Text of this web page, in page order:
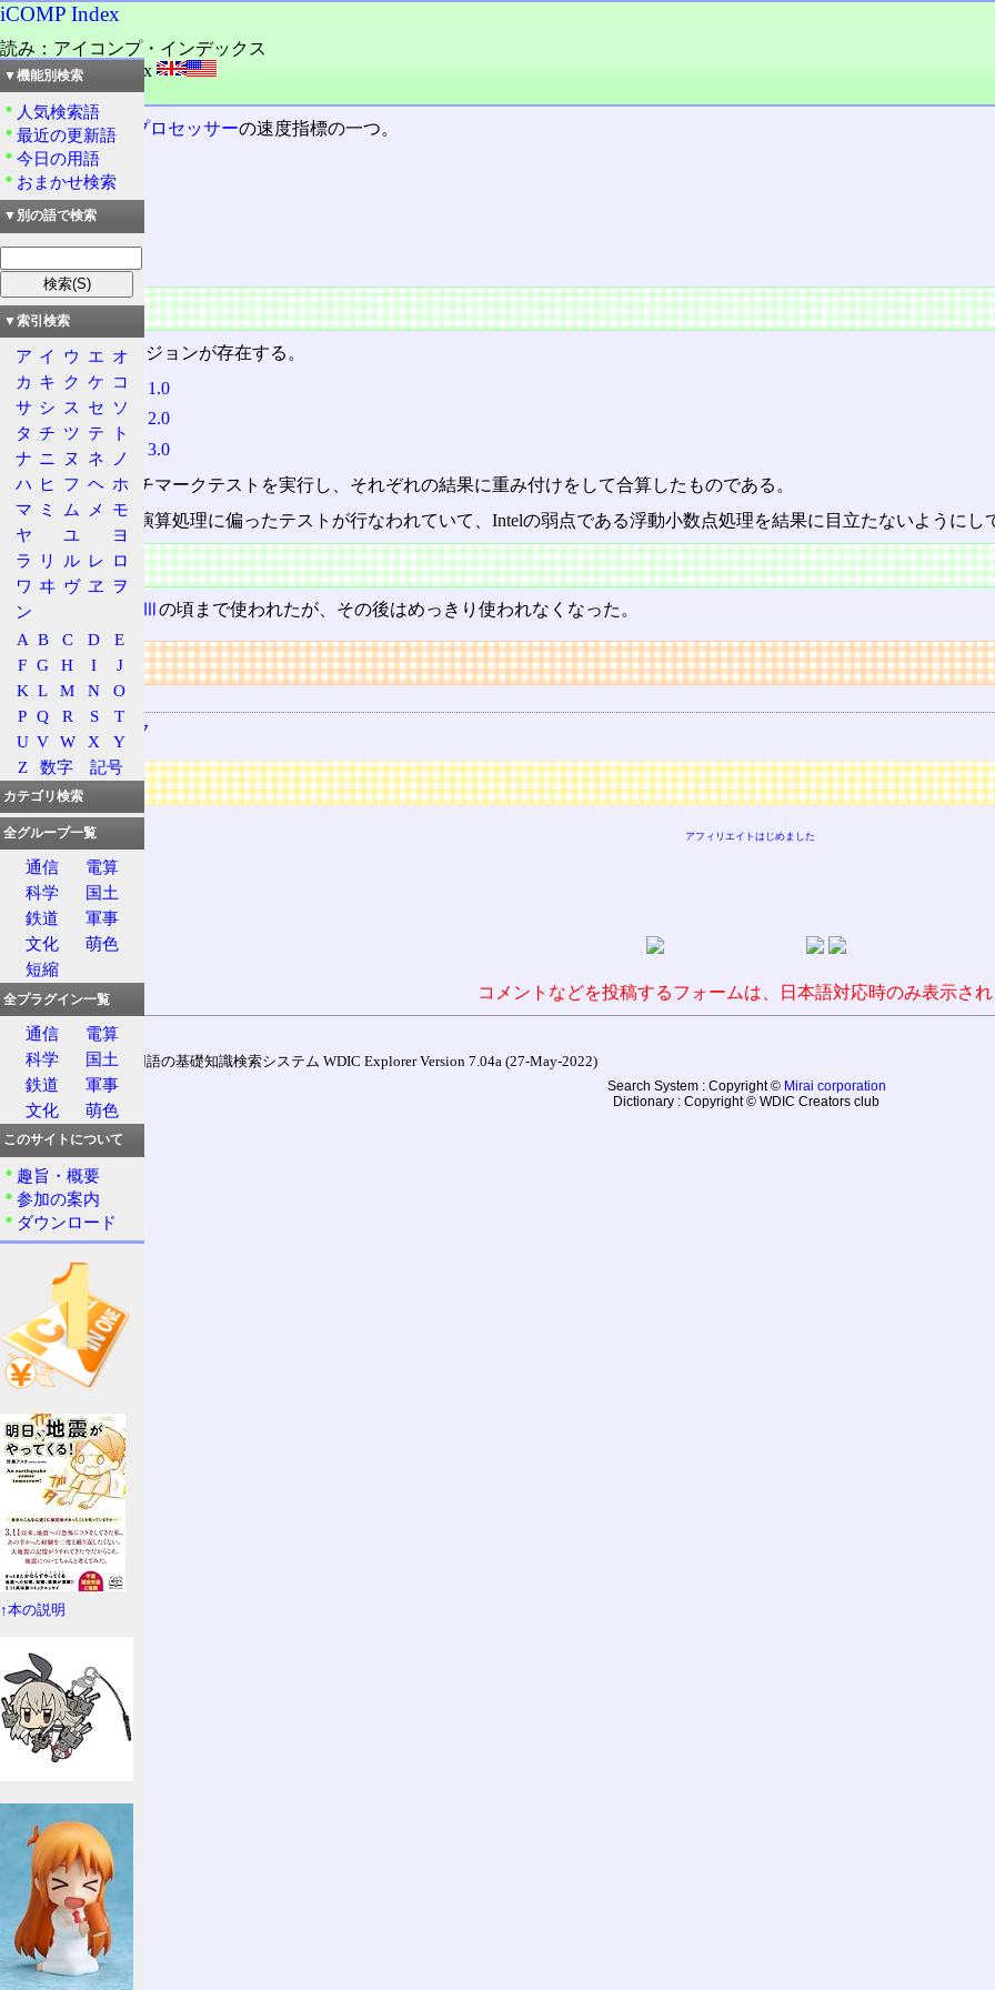
iCOMP Index
読み：アイコンプ・インデックス
外語：iCOMP Index
品詞：固有名詞
Intel製マイクロプロセッサーの速度指標の一つ。
目次
概要
特徴
概要
都合、3つのバージョンが存在する。
iCOMP Index 1.0
iCOMP Index 2.0
iCOMP Index 3.0
いろいろなベンチマークテストを実行し、それぞれの結果に重み付けをして合算したものである。
全体として整数演算処理に偏ったテストが行なわれていて、Intelの弱点である浮動小数点処理を結果に目立たないようにし
特徴
i386 Pentium Ⅲの頃まで使われたが、その後はめっきり使われなくなった。
リンク
関連する用語
ベンチマーク
広告
アフィリエイトはじめました
コメントなどを投稿するフォームは、日本語対応時のみ表示さ
通信用語の基礎知識検索システム WDIC Explorer Version 7.04a (27-May-2022)
Search System : Copyright © Mirai corporation
Dictionary : Copyright © WDIC Creators club
▼機能別検索
人気検索語
最近の更新語
今日の用語
おまかせ検索
▼別の語で検索
▼索引検索
ア イ ウ エ オ
カ キ ク ケ コ
サ シ ス セ ソ
タ チ ツ テ
ト
ナ ニ ヌ ネ
ノ
ハ ヒ フ ヘ ホ
マ ミ ム メ
モ
ヤ
ユ
ヨ
ラ
リ ル レ ロ
ワ ヰ ヴ ヱ
ヲ
ン
A B C D
E
F G H I
J
K L M N
O
P Q R S
T
U V W X
Y
Z
数字 記号
カテゴリ検索
全グループ一覧
通信
電算
科学
国土
鉄道
軍事
文化
萌色
短縮
全プラグイン一覧
通信
電算
科学
国土
鉄道
軍事
文化
萌色
このサイトについて
趣旨・概要
参加の案内
ダウンロード
↑本の説明